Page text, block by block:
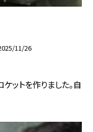
11/26
ットを作りました。自